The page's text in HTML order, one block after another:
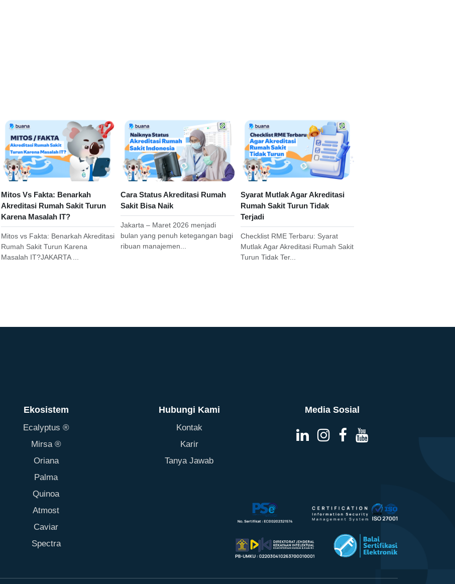
Mitos Vs Fakta: Benarkah
Akreditasi Rumah Sakit Turun
Karena Masalah IT?
Mitos vs Fakta: Benarkah Akreditasi
Rumah Sakit Turun Karena
Masalah IT?JAKARTA ...
Cara Status Akreditasi Rumah
Sakit Bisa Naik
Jakarta – Maret 2026 menjadi
bulan yang penuh ketegangan bagi
ribuan manajemen...
Syarat Mutlak Agar Akreditasi
Rumah Sakit Turun Tidak
Terjadi
Checklist RME Terbaru: Syarat
Mutlak Agar Akreditasi Rumah Sakit
Turun Tidak Ter...
Ekosistem
Ecalyptus ®
Mirsa ®
Oriana
Palma
Quinoa
Atmost
Caviar
Spectra
Hubungi Kami
Kontak
Karir
Tanya Jawab
Media Sosial